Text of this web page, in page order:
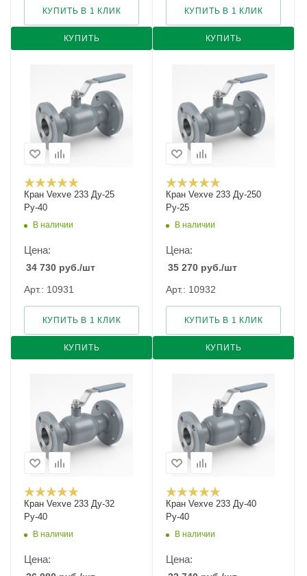
КУПИТЬ
КУПИТЬ В 1 КЛИК
КУПИТЬ
КУПИТЬ В 1 КЛИК
Кран Vexve 233 Ду-25
Ру-40
В наличии
Цена:
34 730 руб./шт
Арт.: 10931
КУПИТЬ
КУПИТЬ В 1 КЛИК
Кран Vexve 233 Ду-250
Ру-25
В наличии
Цена:
35 270 руб./шт
Арт.: 10932
КУПИТЬ
КУПИТЬ В 1 КЛИК
Кран Vexve 233 Ду-32
Ру-40
В наличии
Цена:
Кран Vexve 233 Ду-40
Ру-40
В наличии
Цена: